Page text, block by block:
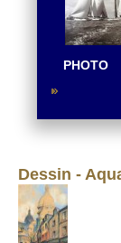
PHOTO
Dessin -